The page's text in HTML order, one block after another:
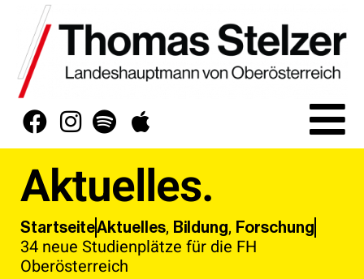
Aktuelles.
StartseiteAktuelles, Bildung, Forschung
34 neue Studienplätze für die FH
Oberösterreich